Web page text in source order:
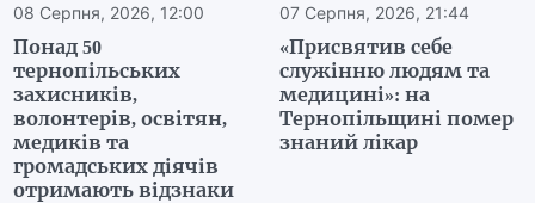
08 Серпня, 2026, 12:00
Понад 50
тернопільських
захисників,
волонтерів, освітян,
медиків та
громадських діячів
отримають відзнаки
07 Серпня, 2026, 21:44
«Присвятив себе
служінню людям та
медицині»: на
Тернопільщині помер
знаний лікар